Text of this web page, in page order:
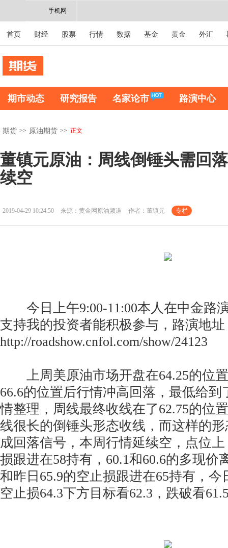
手机网
首页 财经 股票 行情 数据 基金 黄金 外汇
期市动态 研究报告 名家论市 路演中心
期货 >> 原油期货 >> 正文
董镇元原油：周线倒锤头需回
续空
2019-04-29 10:24:50 来源：黄金网原油频道 作者：董镇元 专栏
今日上午9:00-11:00本人在中金路
支持我的投资者能积极参与，路演地址
http://roadshow.cnfol.com/show/24123
上周美原油市场开盘在64.25的位
66.6的位置后行情冲高回落，最低给到
情整理，周线最终收线在了62.75的位
线很长的倒锤头形态收线，而这样的
成回落信号，本周行情延续空，点位
损跟进在58持有，60.1和60.6的多现价
和昨日65.9的空止损跟进在65持有，今
空止损64.3下方目标看62.3，跌破看